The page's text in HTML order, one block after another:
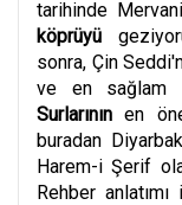
tarihinde
köprüyü
sonra, Çin
ve en sağlam
Surlarının en
buradan
Harem-i Şerif
Rehber